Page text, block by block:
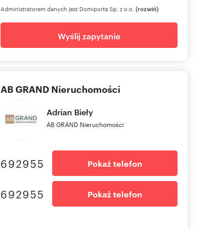
Administratorem danych jest Domiporta Sp. z o.o. (rozwiń)
Wyślij zapytanie
AB GRAND Nieruchomości
Adrian Bieły
AB GRAND Nieruchomości
692955 Pokaż telefon
692955 Pokaż telefon